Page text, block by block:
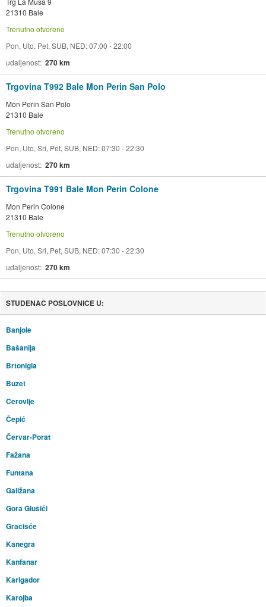
21310 Bale
Trenutno otvoreno
Pon, Uto, Pet, SUB, NED: 07:00 - 22:00
udaljenost 270 km
Trgovina T992 Bale Mon Perin San Polo
Mon Perin San Polo
21310 Bale
Trenutno otvoreno
Pon, Uto, Sri, Pet, SUB, NED: 07:30 - 22:30
udaljenost 270 km
Trgovina T991 Bale Mon Perin Colone
Mon Perin Colone
21310 Bale
Trenutno otvoreno
Pon, Uto, Sri, Pet, SUB, NED: 07:30 - 22:30
udaljenost 270 km
STUDENAC POSLOVNICE U:
Banjole
Bašanija
Brtonigla
Buzet
Cerovlje
Čepić
Červar-Porat
Fažana
Funtana
Galižana
Gora Glušići
Gračišće
Kanegra
Kanfanar
Karigador
Karojba